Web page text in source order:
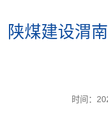
陕煤建设渭
时间：